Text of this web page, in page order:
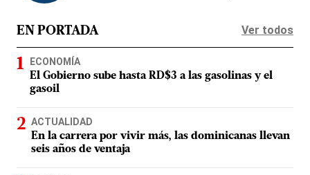
EN PORTADA Ver todos
ECONOMÍA
El Gobierno sube hasta RD$3 a las gasolinas y el
gasoil
ACTUALIDAD
En la carrera por vivir más, las dominicanas llevan
seis años de ventaja